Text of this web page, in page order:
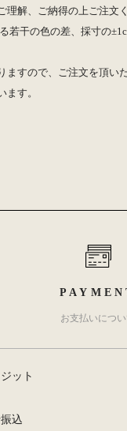
理解、ご納得の上ご注文く
若干の色の差、採寸の
ますので、ご注文を頂い
ます。
お支払いにつ
ット
込